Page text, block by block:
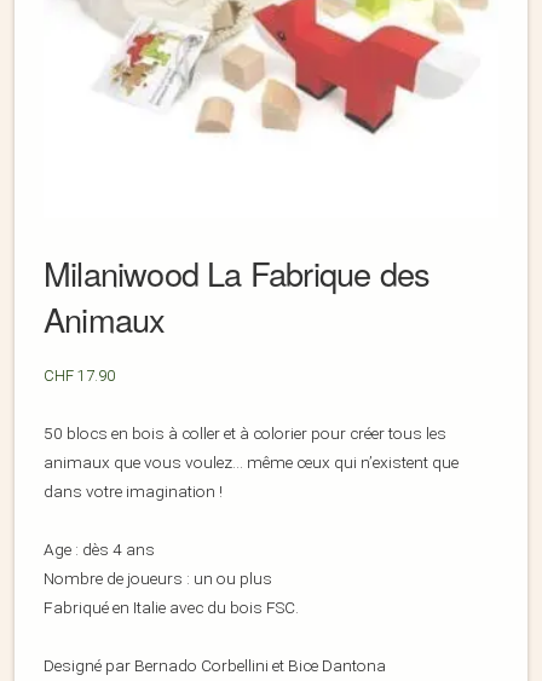
Milaniwood La Fabrique des
Animaux
CHF 17.90
50 blocs en bois à coller et à colorier pour créer tous les
animaux que vous voulez… même ceux qui n’existent que
dans votre imagination !
Age : dès 4 ans
Nombre de joueurs : un ou plus
Fabriqué en Italie avec du bois FSC.
Designé par Bernado Corbellini et Bice Dantona